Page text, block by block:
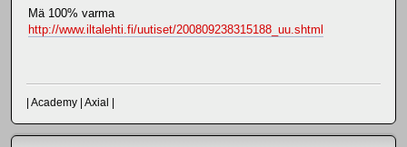
Mä 100% varma
http://www.iltalehti.fi/uutiset/200809238315188_uu.shtml
| Academy | Axial |